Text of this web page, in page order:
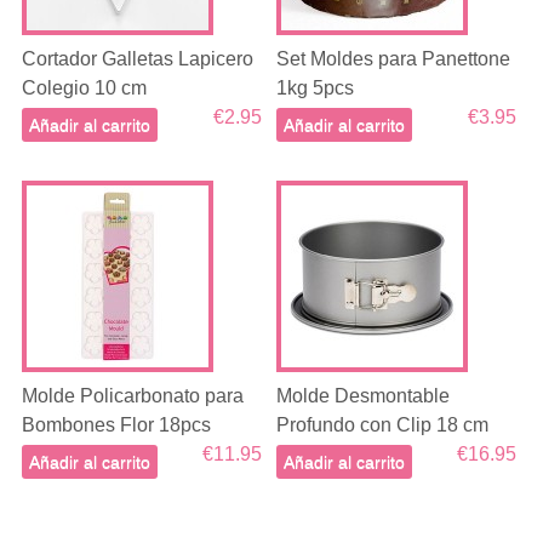
Cortador Galletas Lapicero
Colegio 10 cm
€2.95
Añadir al carrito
Set Moldes para Panettone
1kg 5pcs
€3.95
Añadir al carrito
Molde Policarbonato para
Bombones Flor 18pcs
€11.95
Añadir al carrito
Molde Desmontable
Profundo con Clip 18 cm
€16.95
Añadir al carrito